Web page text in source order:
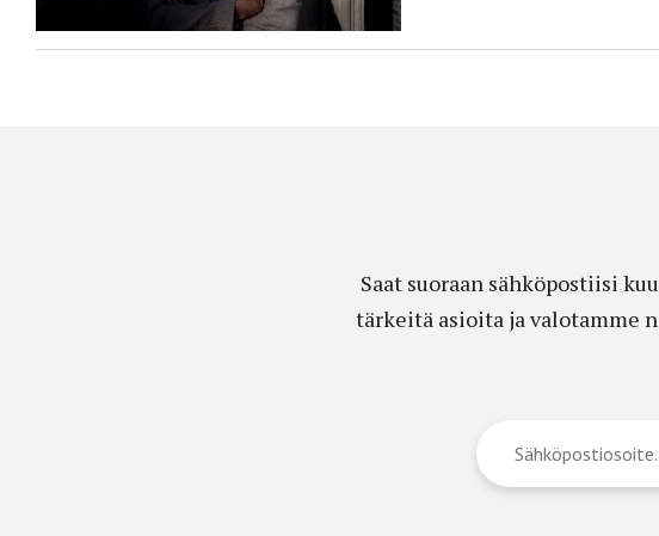
Saat suoraan sähköpostiisi
tärkeitä asioita ja valotamme